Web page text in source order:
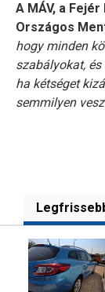
A MÁV, a
Országos
hogy minden
szabályokat,
ha kétséget
semmilyen